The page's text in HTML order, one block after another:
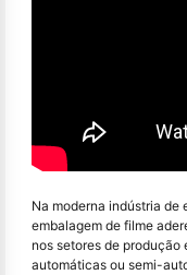
Na moderna indústria de
embalagem de filme
nos setores de produção
automáticas ou semi-